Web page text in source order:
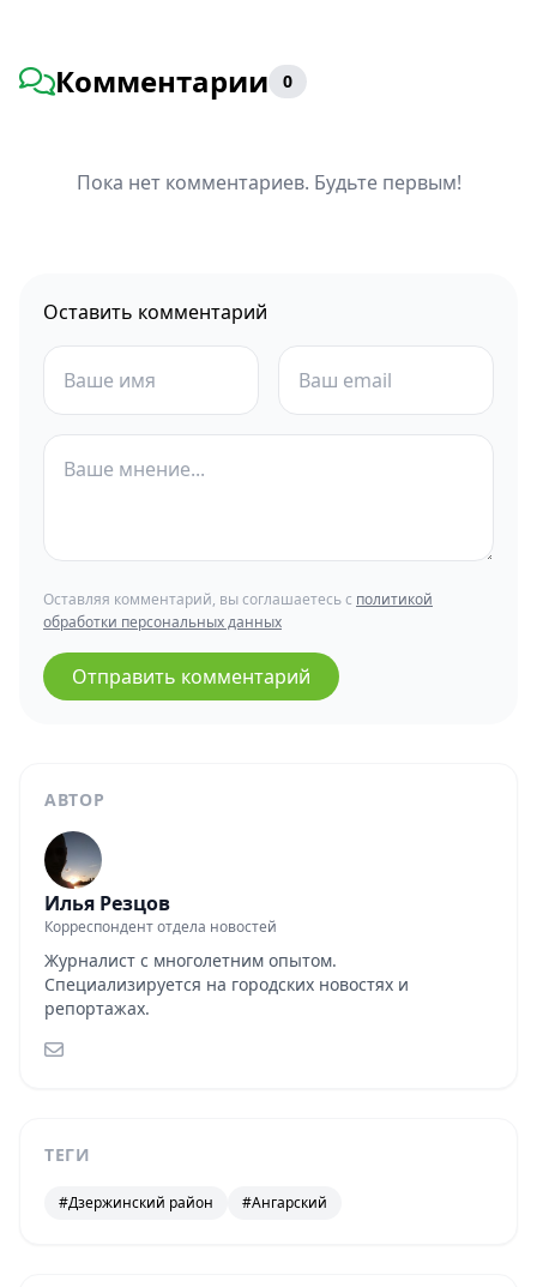
АВТОР
Илья Резцов
Корреспондент отдела новостей
Журналист с многолетним опытом.
Специализируется на городских новостях и
репортажах.
ТЕГИ
#Дзержинский район #Ангарский
Комментарии 0
Пока нет комментариев. Будьте первым!
Оставить комментарий
Оставляя комментарий, вы соглашаетесь с политикой
обработки персональных данных
Отправить комментарий